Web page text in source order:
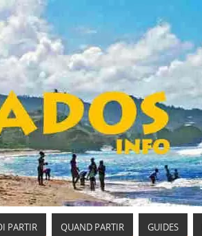
PARTIR QUAND PARTIR GUIDES